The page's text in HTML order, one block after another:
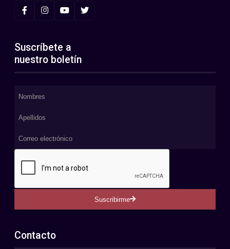
Suscríbete a
nuestro boletín
Suscribirme
Contacto